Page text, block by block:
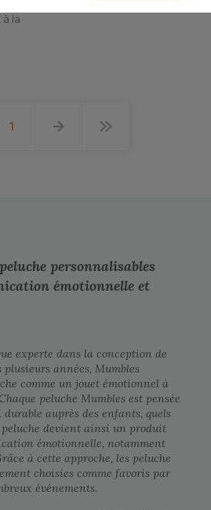
à la
1
personnalisables
émotionnelle et
experte dans la conception de
années, Mumbles
comme un jouet émotionnel à
peluche Mumbles est pensée
auprès des enfants, quels
peluche devient ainsi un produit
émotionnelle, notamment
à cette approche, les peluche
choisies comme favoris par
événements.